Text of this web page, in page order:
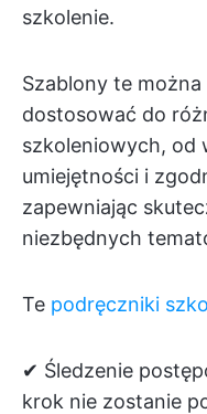
szkolenie.
Szablony te
dostosować do
szkoleniowych, od
umiejętności i
zapewniając
niezbędnych
Te podręczniki
✔ Śledzenie
krok nie zostanie